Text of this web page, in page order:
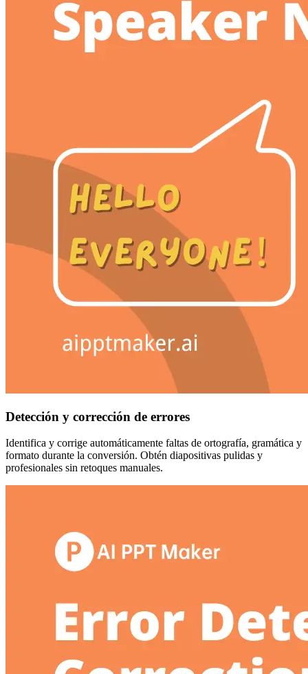
Detección y corrección de errores
Identifica y corrige automáticamente faltas de ortografía, gramática y
formato durante la conversión. Obtén diapositivas pulidas y
profesionales sin retoques manuales.